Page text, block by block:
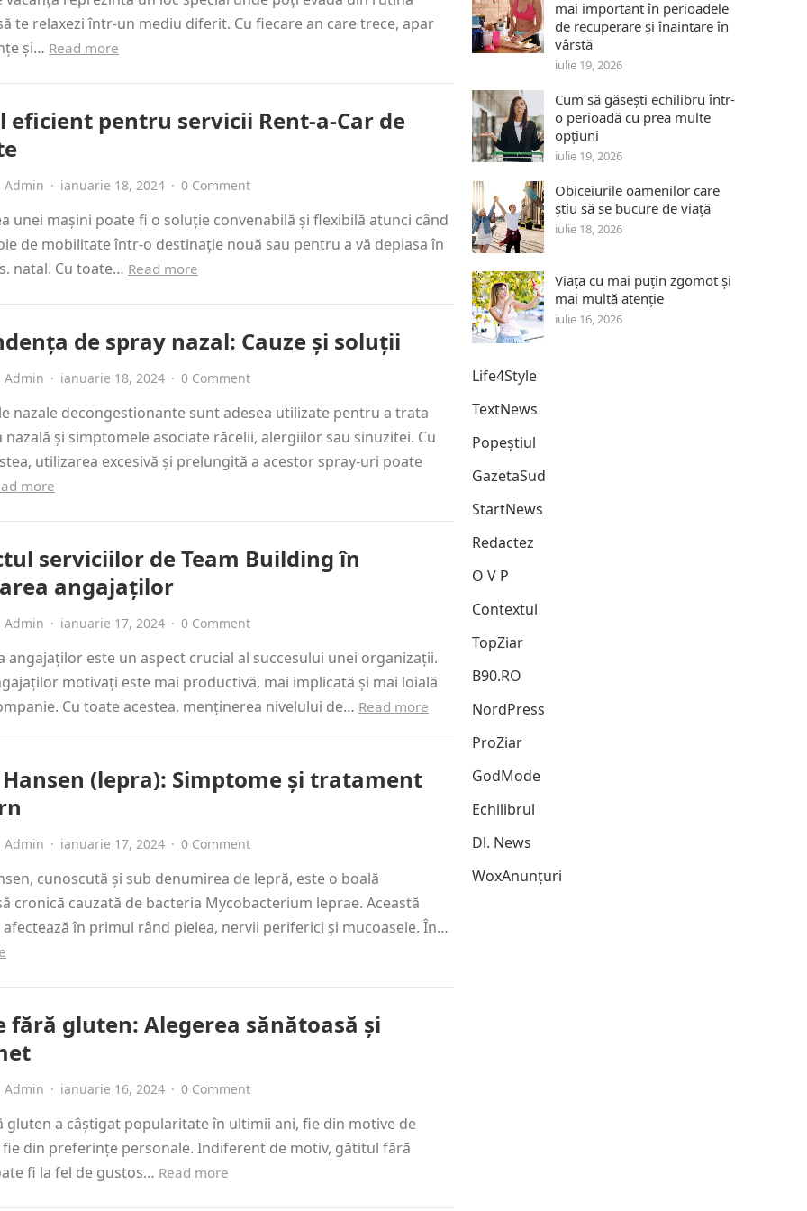
te relaxezi într-un mediu diferit. Cu fiecare an care trece, apar
și… Read more
eficient pentru servicii Rent-a-Car de
Admin · ianuarie 18, 2024 · 0 Comment
unei mașini poate fi o soluție convenabilă și flexibilă atunci când
de mobilitate într-o destinație nouă sau pentru a vă deplasa în
natal. Cu toate… Read more
de spray nazal: Cauze și soluții
Admin · ianuarie 18, 2024 · 0 Comment
nazale decongestionante sunt adesea utilizate pentru a trata
nazală și simptomele asociate răcelii, alergiilor sau sinuzitei. Cu
utilizarea excesivă și prelungită a acestor spray-uri poate
more
serviciilor de Team Building în
angajaților
Admin · ianuarie 17, 2024 · 0 Comment
angajaților este un aspect crucial al succesului unei organizații.
motivați este mai productivă, mai implicată și mai loială
Cu toate acestea, menținerea nivelului de… Read more
(lepra): Simptome și tratament
Admin · ianuarie 17, 2024 · 0 Comment
cunoscută și sub denumirea de lepră, este o boală
cronică cauzată de bacteria Mycobacterium leprae. Această
în primul rând pielea, nervii periferici și mucoasele. În…
fără gluten: Alegerea sănătoasă și
Admin · ianuarie 16, 2024 · 0 Comment
gluten a câștigat popularitate în ultimii ani, fie din motive de
fie din preferințe personale. Indiferent de motiv, gătitul fără
fi la fel de gustos… Read more
mai important în perioadele
de recuperare și înaintare în
vârstă
iulie 19, 2026
Cum să găsești echilibru într-
o perioadă cu prea multe
opțiuni
iulie 19, 2026
Obiceiurile oamenilor care
știu să se bucure de viață
iulie 18, 2026
Viața cu mai puțin zgomot și
mai multă atenție
iulie 16, 2026
Life4Style
TextNews
Popeștiul
GazetaSud
StartNews
Redactez
O V P
Contextul
TopZiar
B90.RO
NordPress
ProZiar
GodMode
Echilibrul
Dl. News
WoxAnunțuri